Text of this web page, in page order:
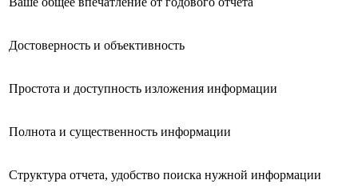
Достоверность и объективность
Простота и доступность изложения информации
Полнота и существенность информации
Структура отчета, удобство поиска нужной информации